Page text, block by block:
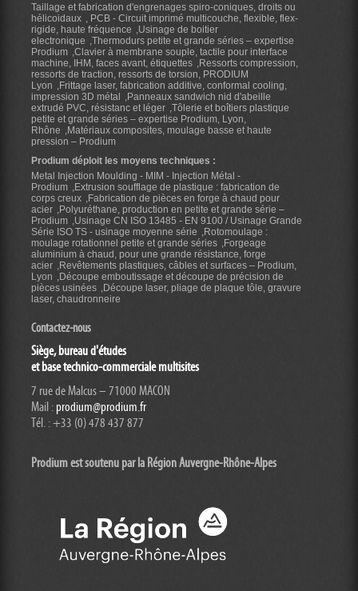
Taillage et fabrication d'engrenages spiro-coniques, droits ou
hélicoidaux
PCB - Circuit imprimé multicouche, flexible, flex-
rigide, haute fréquence
Usinage de boitier
electronique
Thermodurs petite et grande séries – expertise
Prodium Clavier à membrane souple, tactile pour interface
machine, IHM, faces avant, étiquettes
Ressorts compression,
ressorts de traction, ressorts de torsion, PRODIUM
Lyon
Frittage laser, fabrication additive, conformal cooling,
impression 3D métal
Panneaux sandwich nid d'abeille
extrudé PVC, résistanc et léger Tôlerie et boîtiers plastique
petite et grande séries – expertise Prodium, Lyon,
Rhône
Matériaux composites, moulage basse et haute
pression – Prodium
Prodium déploit les moyens techniques :
Metal Injection Moulding - MIM - Injection Métal -
Prodium
Extrusion soufflage de plastique : fabrication de
corps creux
Fabrication de pièces en forge à chaud pour
acier
Polyuréthane, production en petite et grande série –
Prodium
Usinage CN ISO 13485 - EN 9100 / Usinage Grande
Série ISO TS - usinage moyenne série
Rotomoulage :
moulage rotationnel petite et grande séries
Forgeage
aluminium à chaud, pour une grande résistance, forge
acier
Revêtements plastiques, câbles et surfaces – Prodium,
Lyon
Découpe emboutissage et découpe de précision de
pièces usinées
Découpe laser, pliage de plaque tôle, gravure
laser, chaudronneire
Contactez-nous
Siège, bureau d'études
et base technico-commerciale multisites
7 rue de Malcus – 71000 MACON
Mail :prodium@prodium.fr
Tél. : +33 (0) 478 437 877
Prodium est soutenu par la Région Auvergne-Rhône-Alpes